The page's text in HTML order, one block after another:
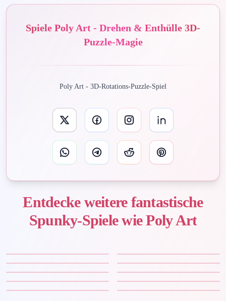
Spiele Poly Art - Drehen & Enthülle 3D-
Puzzle-Magie
Poly Art - 3D-Rotations-Puzzle-Spiel
Entdecke weitere fantastische
Spunky-Spiele wie Poly Art